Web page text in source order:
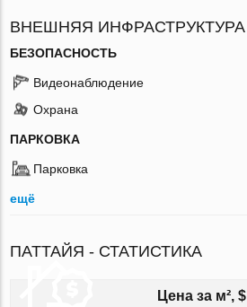
ВНЕШНЯЯ ИНФРАСТРУКТУРА
БЕЗОПАСНОСТЬ
Видеонаблюдение
Охрана
ПАРКОВКА
Парковка
ещё
ПАТТАЙЯ - СТАТИСТИКА
Цена за м², $